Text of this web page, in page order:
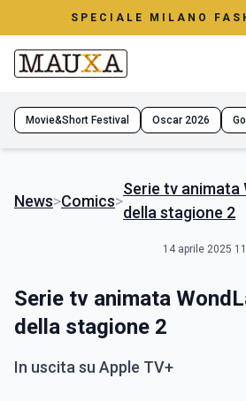
SPECIALE MILANO
Movie&Short Festival Oscar 2026
News>Comics>
Serie tv animata
della stagione 2
14 aprile 2025
Serie tv animata
della stagione 2
In uscita su Apple TV+